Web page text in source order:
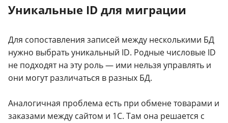
Уникальные ID для миграции
Для сопоставления записей между несколькими БД
нужно выбрать уникальный ID. Родные числовые ID
не подходят на эту роль — ими нельзя управлять и
они могут различаться в разных БД.
Аналогичная проблема есть при обмене товарами и
заказами между сайтом и 1С. Там она решается с